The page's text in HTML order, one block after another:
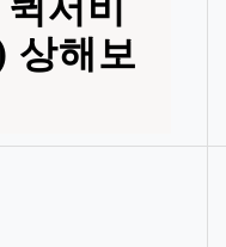
상해보